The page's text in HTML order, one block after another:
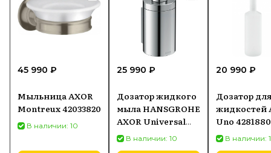
45 990 ₽
Мыльница AXOR
Montreux 42033820
В наличии: 10
25 990 ₽
Дозатор жидкого
мыла HANSGROHE
AXOR Universal
Circular, хром
42810000
В наличии: 10
20 990 ₽
Дозатор для
жидкостей
Uno
В наличии: